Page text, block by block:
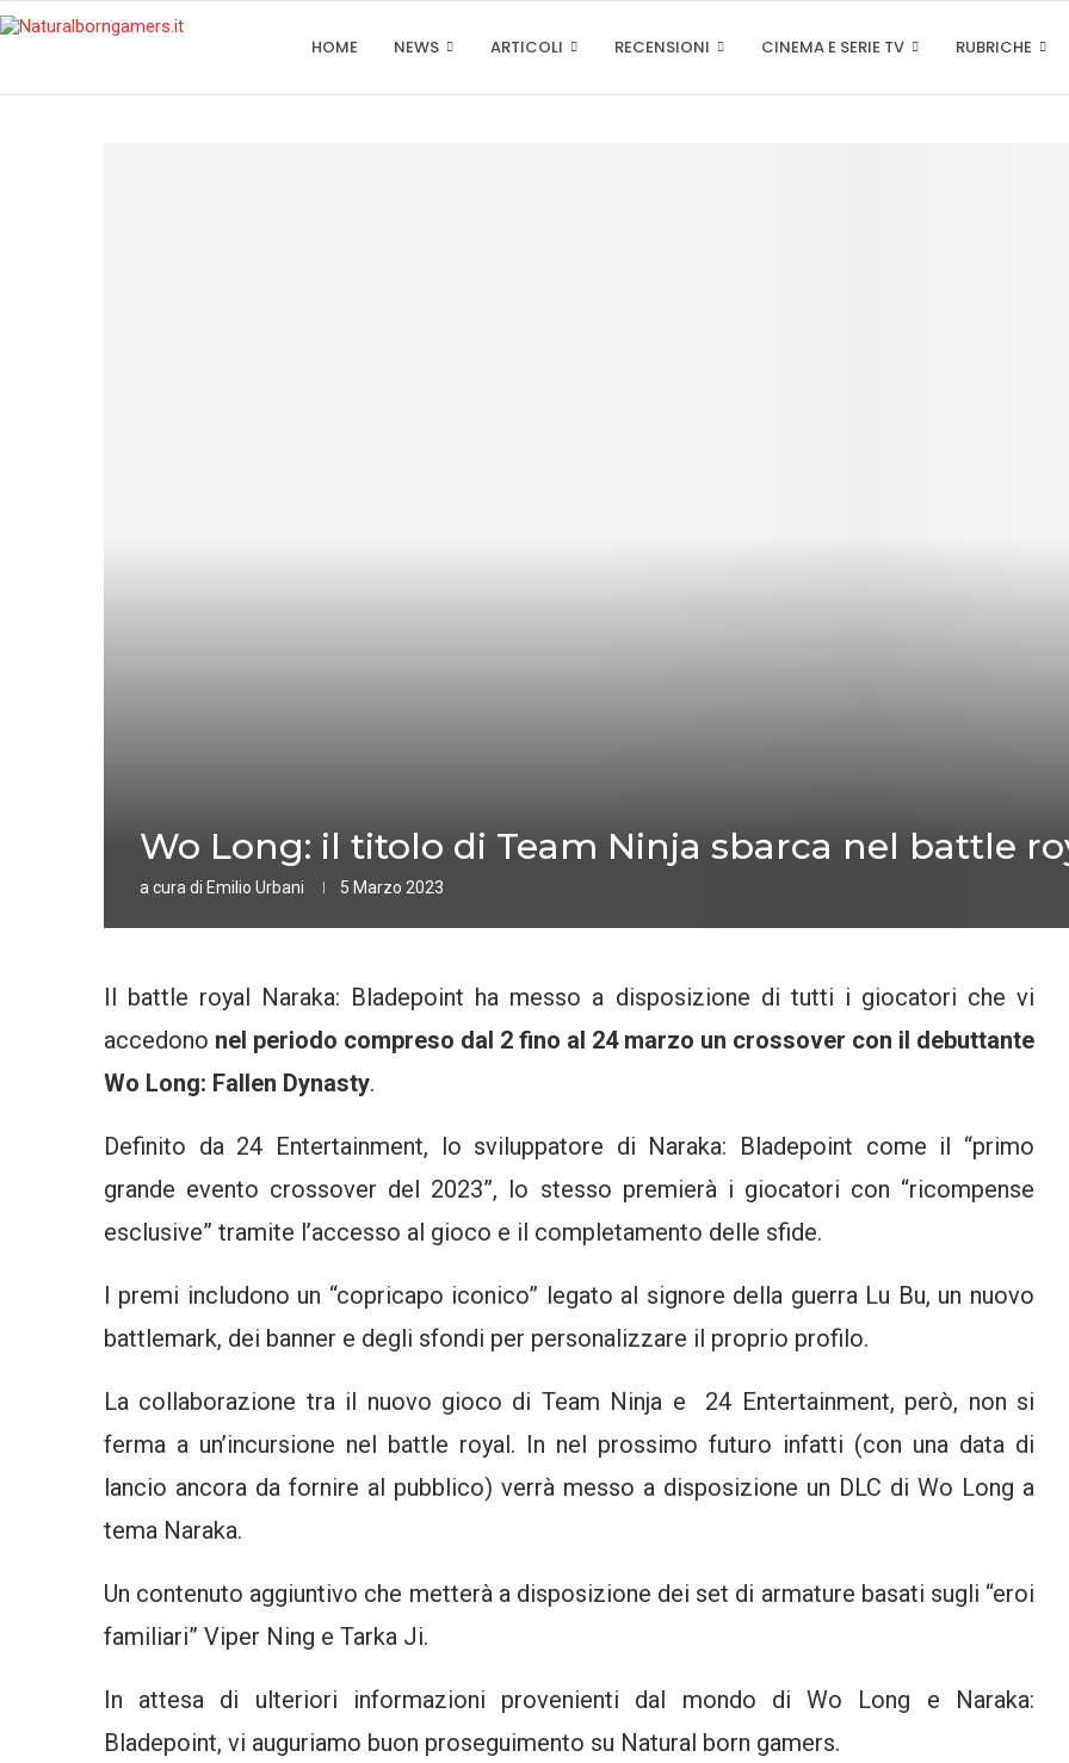
HOME NEWS ARTICOLI RECENSIONI CINEMA E SERIE TV RUBRICHE
Wo Long: il titolo di Team Ninja sbarca nel battle
a cura di Emilio Urbani 5 Marzo 2023
Il battle royal Naraka: Bladepoint ha messo a disposizione di tutti i giocatori che vi
accedono nel periodo compreso dal 2 fino al 24 marzo un crossover con il debuttante
Wo Long: Fallen Dynasty.
Definito da 24 Entertainment, lo sviluppatore di Naraka: Bladepoint come il “primo
grande evento crossover del 2023”, lo stesso premierà i giocatori con “ricompense
esclusive” tramite l’accesso al gioco e il completamento delle sfide.
I premi includono un “copricapo iconico” legato al signore della guerra Lu Bu, un nuovo
battlemark, dei banner e degli sfondi per personalizzare il proprio profilo.
La collaborazione tra il nuovo gioco di Team Ninja e 24 Entertainment, però, non si
ferma a un’incursione nel battle royal. In nel prossimo futuro infatti (con una data di
lancio ancora da fornire al pubblico) verrà messo a disposizione un DLC di Wo Long a
tema Naraka.
Un contenuto aggiuntivo che metterà a disposizione dei set di armature basati sugli “eroi
familiari” Viper Ning e Tarka Ji.
In attesa di ulteriori informazioni provenienti dal mondo di Wo Long e Naraka:
Bladepoint, vi auguriamo buon proseguimento su Natural born gamers.